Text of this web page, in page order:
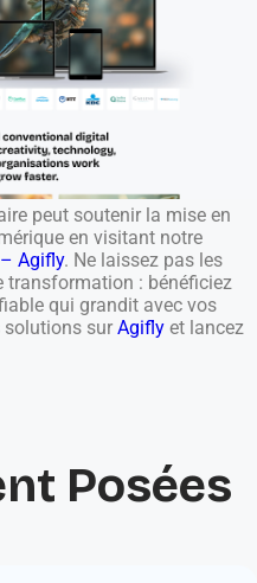
peut soutenir la mise en
en visitant notre
Agifly. Ne laissez pas les
transformation : bénéficiez
qui grandit avec vos
solutions sur Agifly et lancez
Posées